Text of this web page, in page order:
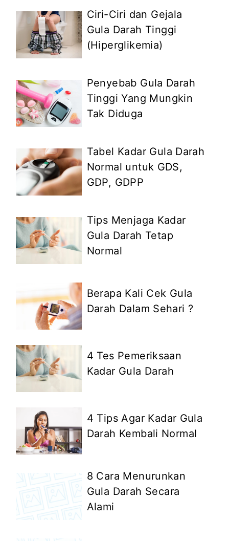
Ciri-Ciri dan Gejala
Gula Darah Tinggi
(Hiperglikemia)
Penyebab Gula Darah
Tinggi Yang Mungkin
Tak Diduga
Tabel Kadar Gula Darah
Normal untuk GDS,
GDP, GDPP
Tips Menjaga Kadar
Gula Darah Tetap
Normal
Berapa Kali Cek Gula
Darah Dalam Sehari ?
4 Tes Pemeriksaan
Kadar Gula Darah
4 Tips Agar Kadar Gula
Darah Kembali Normal
8 Cara Menurunkan
Gula Darah Secara
Alami